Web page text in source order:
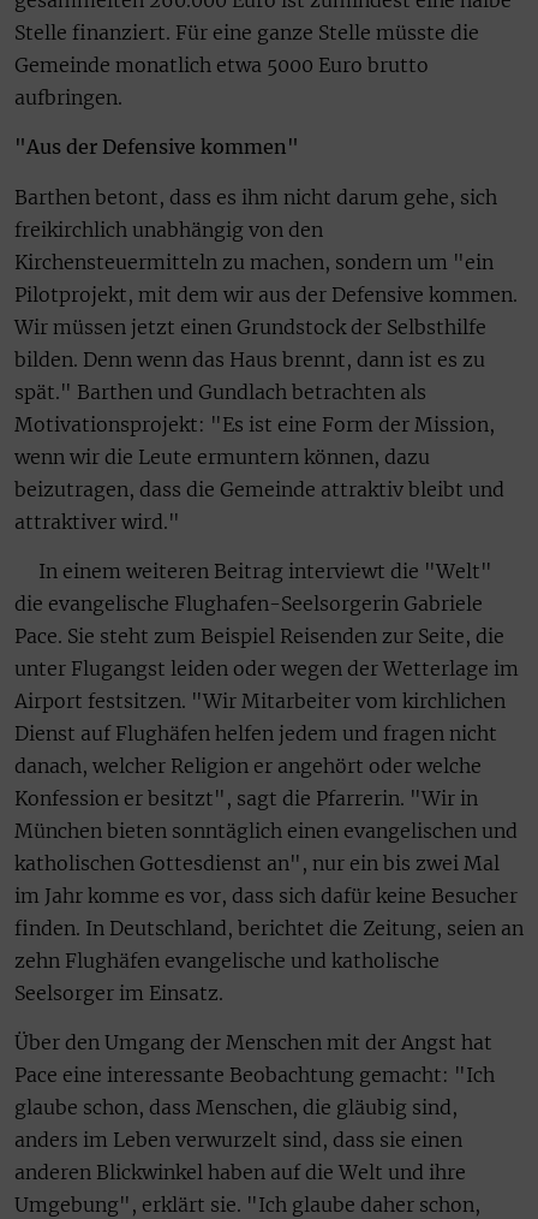
Stelle finanziert. Für eine ganze Stelle müsste die
Gemeinde monatlich etwa 5000 Euro brutto
aufbringen.
"Aus der Defensive kommen"
Barthen betont, dass es ihm nicht darum gehe, sich
freikirchlich unabhängig von den
Kirchensteuermitteln zu machen, sondern um "ein
Pilotprojekt, mit dem wir aus der Defensive kommen.
Wir müssen jetzt einen Grundstock der Selbsthilfe
bilden. Denn wenn das Haus brennt, dann ist es zu
spät." Barthen und Gundlach betrachten als
Motivationsprojekt: "Es ist eine Form der Mission,
wenn wir die Leute ermuntern können, dazu
beizutragen, dass die Gemeinde attraktiv bleibt und
attraktiver wird."
In einem weiteren Beitrag interviewt die "Welt"
die evangelische Flughafen-Seelsorgerin Gabriele
Pace. Sie steht zum Beispiel Reisenden zur Seite, die
unter Flugangst leiden oder wegen der Wetterlage im
Airport festsitzen. "Wir Mitarbeiter vom kirchlichen
Dienst auf Flughäfen helfen jedem und fragen nicht
danach, welcher Religion er angehört oder welche
Konfession er besitzt", sagt die Pfarrerin. "Wir in
München bieten sonntäglich einen evangelischen und
katholischen Gottesdienst an", nur ein bis zwei Mal
im Jahr komme es vor, dass sich dafür keine Besucher
finden. In Deutschland, berichtet die Zeitung, seien an
zehn Flughäfen evangelische und katholische
Seelsorger im Einsatz.
Über den Umgang der Menschen mit der Angst hat
Pace eine interessante Beobachtung gemacht: "Ich
glaube schon, dass Menschen, die gläubig sind,
anders im Leben verwurzelt sind, dass sie einen
anderen Blickwinkel haben auf die Welt und ihre
Umgebung", erklärt sie. "Ich glaube daher schon,